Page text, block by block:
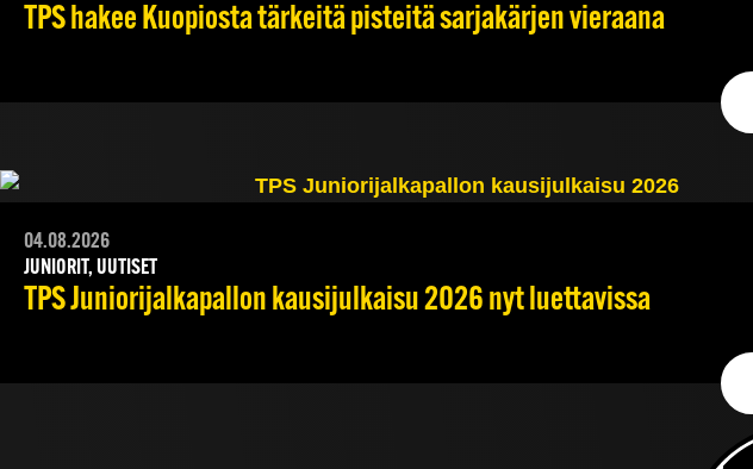
TPS hakee Kuopiosta tärkeitä pisteitä sarjakärjen vieraana
04.08.2026
JUNIORIT, UUTISET
TPS Juniorijalkapallon kausijulkaisu 2026 nyt luettavissa